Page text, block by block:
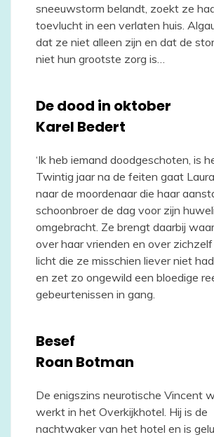
sneeuwstorm belandt, zoekt ze
toevlucht in een verlaten huis.
dat ze niet alleen zijn en dat de
niet hun grootste zorg is…
De dood in oktober
Karel Bedert
‘Ik heb iemand doodgeschoten, is
Twintig jaar na de feiten gaat
naar de moordenaar die haar
schoonbroer de dag voor zijn
omgebracht. Ze brengt daarbij
over haar vrienden en over
licht die ze misschien liever niet
en zet zo ongewild een bloedige
gebeurtenissen in gang.
Besef
Roan Botman
De enigszins neurotische Vincent
werkt in het Overkijkhotel. Hij is de
nachtwaker van het hotel en is